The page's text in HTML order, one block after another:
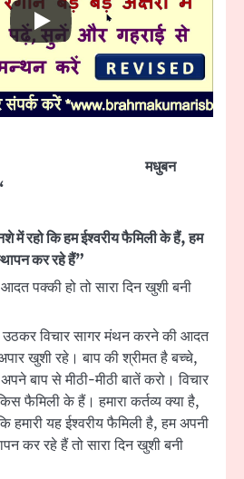
मधुबन
में रहो कि हम ईश्वरीय फैमिली के हैं, हम
कर रहे हैं”
पक्की हो तो सारा दिन खुशी बनी
विचार सागर मंथन करने की आदत
अपार खुशी रहे। बाप की श्रीमत है बच्चे,
बाप से मीठी-मीठी बातें करो। विचार
फैमिली के हैं। हमारा कर्तव्य क्या है,
हमारी यह ईश्वरीय फैमिली है, हम अपनी
कर रहे हैं तो सारा दिन खुशी बनी